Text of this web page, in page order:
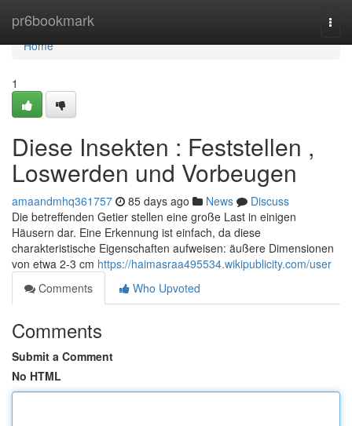
pr6bookmark
Home
Home
1
Diese Insekten : Feststellen ,
Loswerden und Vorbeugen
amaandmhq361757 85 days ago News
Discuss
Die betreffenden Getier stellen eine große Last in einigen
Häusern dar. Eine Erkennung ist einfach, da diese
charakteristische Eigenschaften aufweisen: äußere Dimensionen
von etwa 2-3 cm https://haimasraa495534.wikipublicity.com/user
Comments
Who Upvoted
Comments
Submit a Comment
No HTML